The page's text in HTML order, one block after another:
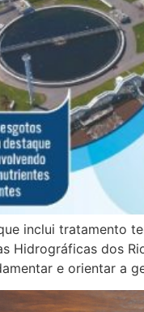
inclui tratamento
Hidrográficas dos
e orientar a